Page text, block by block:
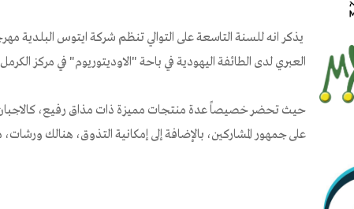
يذكر انه للسنة التاسعة على التوالي تنظم شركة ايتوس البلدية
العبري لدى الطائفة اليهودية في باحة "الاوديتوريوم" في مركز
حيث تحضر خصيصاً عدة منتجات مميزة ذات مذاق رفيع، كالاجبان،
على جمهور المشاركين، بالإضافة إلى إمكانية التذوق، هنالك